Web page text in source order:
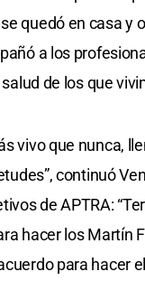
quedó en casa y
a los
de los que
vivo que nunca,
continuó
de APTRA:
hacer los Martín
para hacer